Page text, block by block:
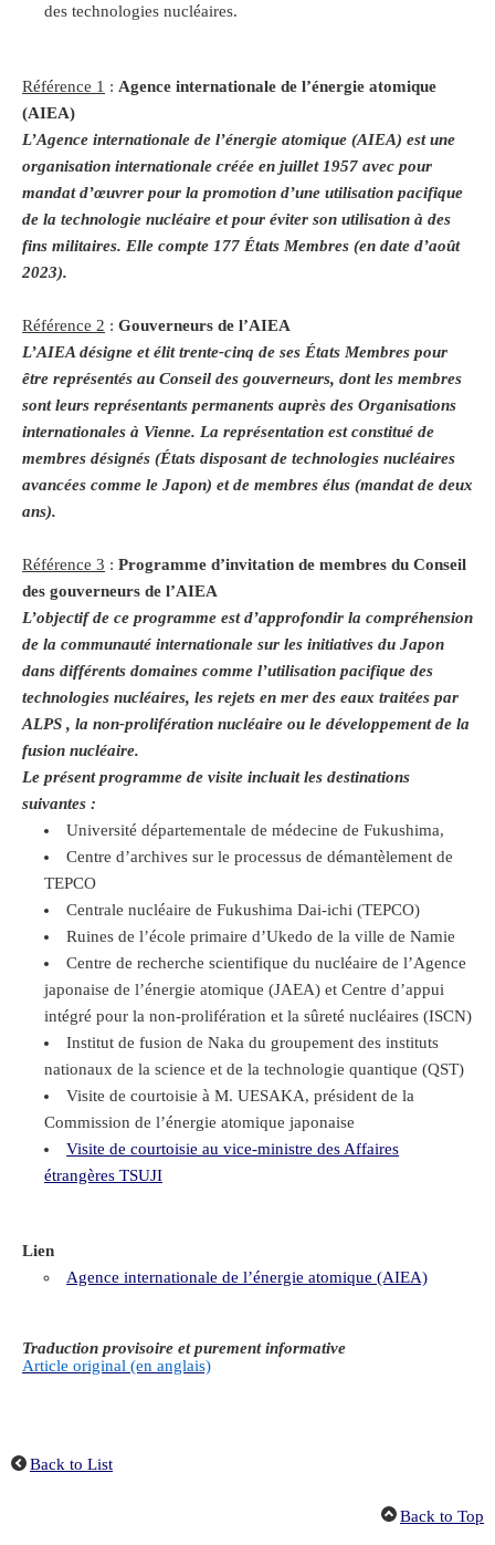
des technologies nucléaires.
Référence 1 : Agence internationale de l’énergie atomique
(AIEA)
L’Agence internationale de l’énergie atomique (AIEA) est une
organisation internationale créée en juillet 1957 avec pour
mandat d’œuvrer pour la promotion d’une utilisation pacifique
de la technologie nucléaire et pour éviter son utilisation à des
fins militaires. Elle compte 177 États Membres (en date d’août
2023).
Référence 2 : Gouverneurs de l’AIEA
L’AIEA désigne et élit trente-cinq de ses États Membres pour
être représentés au Conseil des gouverneurs, dont les membres
sont leurs représentants permanents auprès des Organisations
internationales à Vienne. La représentation est constitué de
membres désignés (États disposant de technologies nucléaires
avancées comme le Japon) et de membres élus (mandat de deux
ans).
Référence 3 : Programme d’invitation de membres du Conseil
des gouverneurs de l’AIEA
L’objectif de ce programme est d’approfondir la compréhension
de la communauté internationale sur les initiatives du Japon
dans différents domaines comme l’utilisation pacifique des
technologies nucléaires, les rejets en mer des eaux traitées par
ALPS , la non-prolifération nucléaire ou le développement de la
fusion nucléaire.
Le présent programme de visite incluait les destinations
suivantes :
Université départementale de médecine de Fukushima,
Centre d’archives sur le processus de démantèlement de
TEPCO
Centrale nucléaire de Fukushima Dai-ichi (TEPCO)
Ruines de l’école primaire d’Ukedo de la ville de Namie
Centre de recherche scientifique du nucléaire de l’Agence
japonaise de l’énergie atomique (JAEA) et Centre d’appui
intégré pour la non-prolifération et la sûreté nucléaires (ISCN)
Institut de fusion de Naka du groupement des instituts
nationaux de la science et de la technologie quantique (QST)
Visite de courtoisie à M. UESAKA, président de la
Commission de l’énergie atomique japonaise
Visite de courtoisie au vice-ministre des Affaires
étrangères TSUJI
Lien
Agence internationale de l’énergie atomique (AIEA)
Traduction provisoire et purement informative
Article original (en anglais)
Back to List
Back to Top